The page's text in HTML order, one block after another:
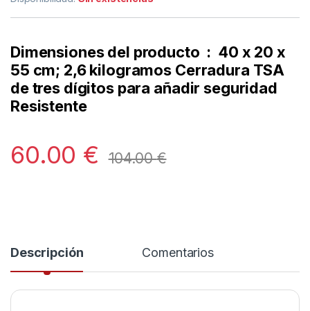
Dimensiones del producto ‏ : ‎ 40 x 20 x
55 cm; 2,6 kilogramos Cerradura TSA
de tres dígitos para añadir seguridad
Resistente
60.00 € 104.00€
Descripción Comentarios